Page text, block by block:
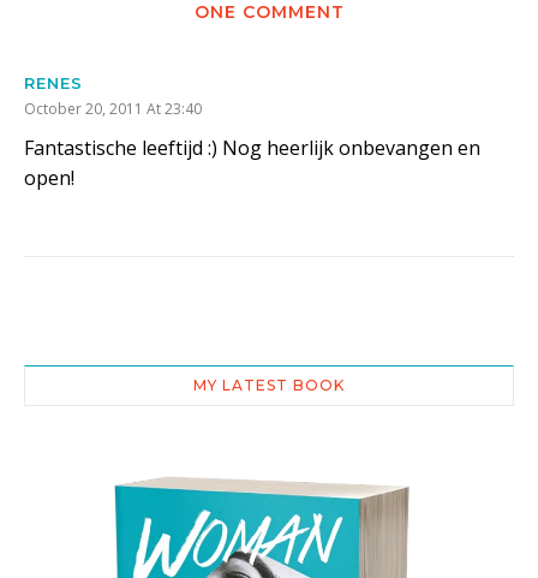
ONE COMMENT
RENES
October 20, 2011 At 23:40
Fantastische leeftijd :) Nog heerlijk onbevangen en
open!
MY LATEST BOOK